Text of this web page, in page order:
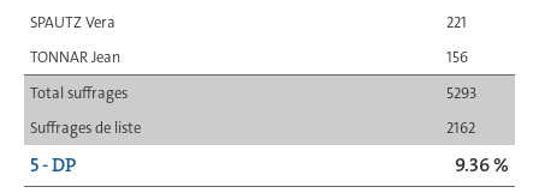
Total suffrages
5293
Suffrages de liste
2162
SPAUTZ Vera
221
TONNAR Jean
156
5 - DP 9.36 %